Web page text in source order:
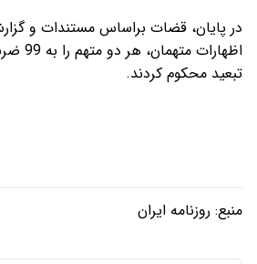
در پایان، قضات براساس مستندات و
تبعید محکوم کردند.
منبع: روزنامه ایران